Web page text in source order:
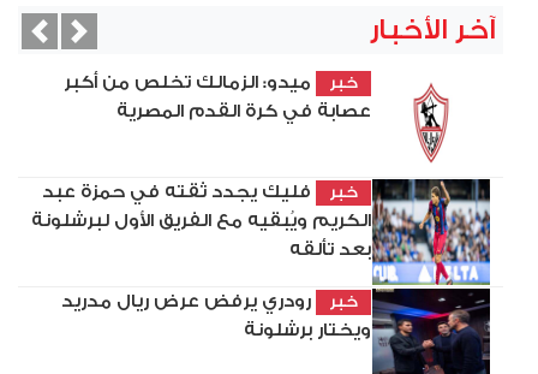
آخر الأخبار
خبر
ميدو: الزمالك تخلص من أكبر
عصابة في كرة القدم المصرية
خبر
فليك يجدد ثقته في حمزة عبد
الكريم ويُبقيه مع الفريق الأول لبرشلونة
بعد تألقه
خبر
رودري يرفض عرض ريال مدريد
ويختار برشلونة
Next